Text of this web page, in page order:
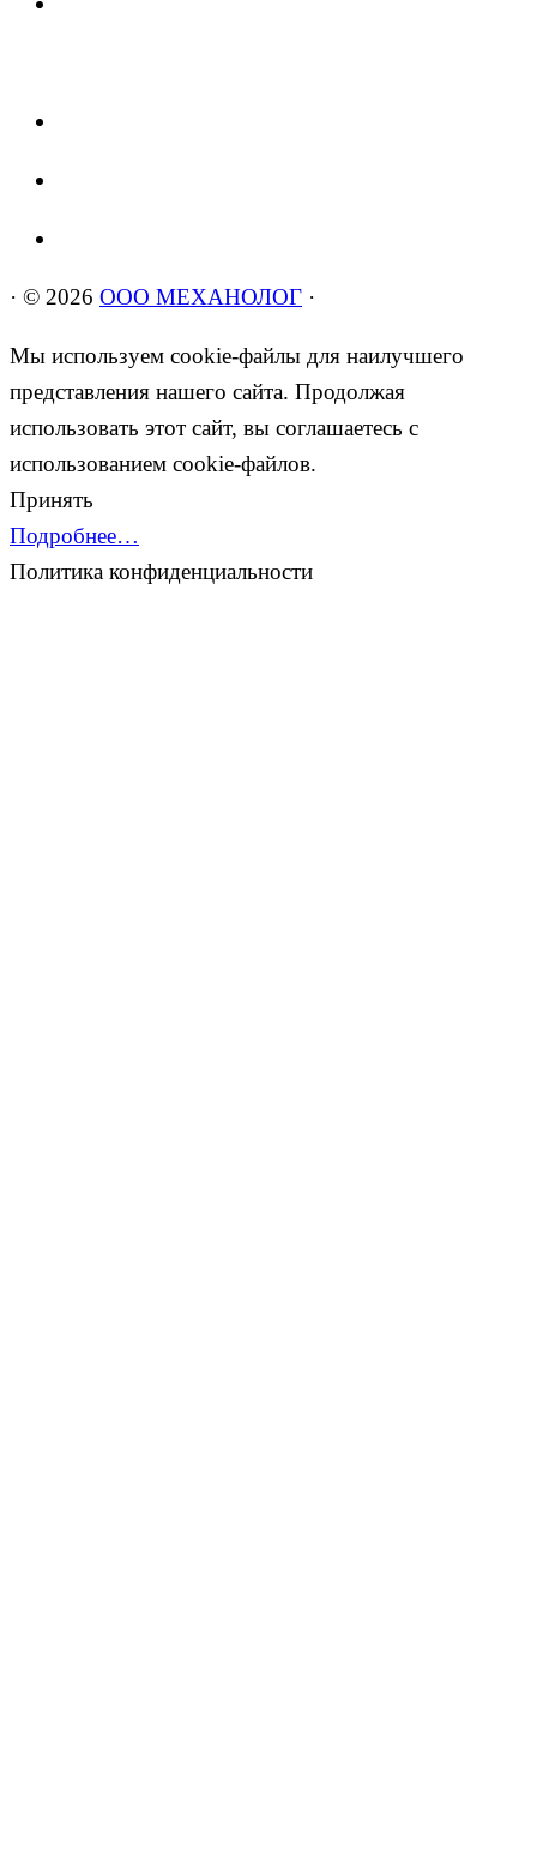
· © 2026 ООО МЕХАНОЛОГ ·
Мы используем cookie-файлы для наилучшего
представления нашего сайта. Продолжая
использовать этот сайт, вы соглашаетесь с
использованием cookie-файлов.
Принять
Подробнее…
Политика конфиденциальности